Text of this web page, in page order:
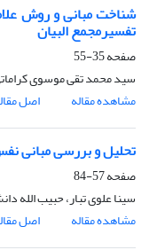
شناخت مبانی و روش
تفسیرمجمع البیان
صفحه35-55
سید محمد تقی موسوی
مشاهده مقاله
اصل
تحلیل و بررسی مبانی
صفحه57-84
سینا علوی تبار، حبیب الله
مشاهده مقاله
اصل